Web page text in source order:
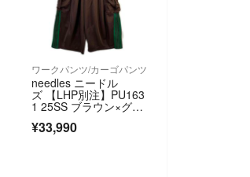
ワークパンツ/カーゴパンツ
needles ニードル
ズ 【LHP別注】PU163
1 25SS ブラウン×グリ
s ヒザデルトラックパ
¥33,990